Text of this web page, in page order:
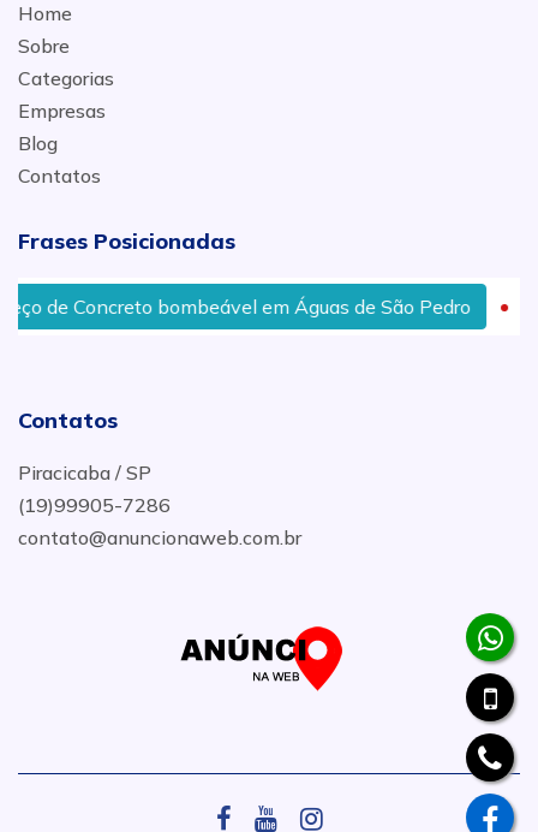
Home
Sobre
Categorias
Empresas
Blog
Contatos
Frases Posicionadas
bombeável em Águas de São Pedro Onde
Contatos
Piracicaba / SP
(19)99905-7286
contato@anuncionaweb.com.br